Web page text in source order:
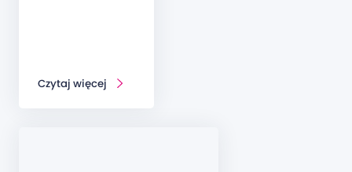
Czytaj więcej